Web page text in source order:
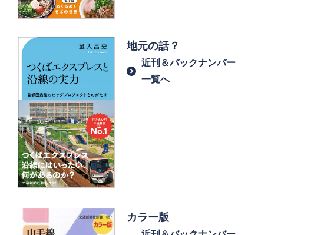
地元の話？
近刊＆バックナンバー
一覧へ
カラー版